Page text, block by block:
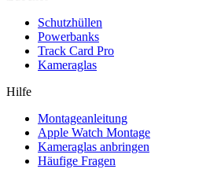
Schutzhüllen
Powerbanks
Track Card Pro
Kameraglas
Hilfe
Montageanleitung
Apple Watch Montage
Kameraglas anbringen
Häufige Fragen